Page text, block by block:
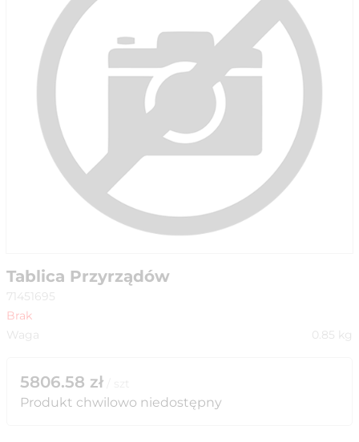
Tablica Przyrządów
71451695
Brak
Waga
0.85 kg
5806.58 zł
Produkt chwilowo niedostępny